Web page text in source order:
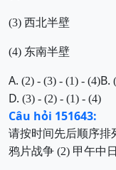
(3) 西北半壁
(4) 东南半壁
A. (2) - (3) - (1) - (4)B.
D. (3) - (2) - (1) - (4)
Câu hỏi 151643:
请按时间先后顺序排
鸦片战争 (2) 甲午中